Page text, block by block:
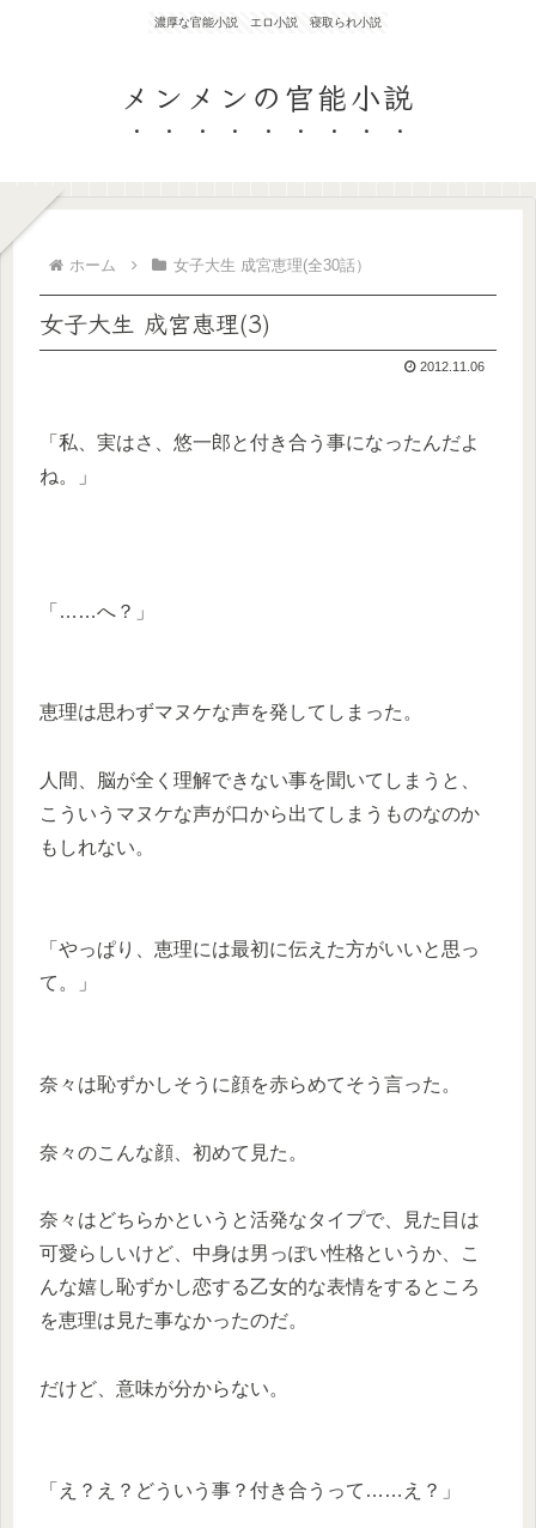
濃厚な官能小説 エロ小説 寝取られ小説
メンメンの官能小説
ホーム 女子大生 成宮恵理(全30話）
女子大生 成宮恵理(3)
2012.11.06
「私、実はさ、悠一郎と付き合う事になったんだよ
ね。」
「……へ？」
恵理は思わずマヌケな声を発してしまった。
人間、脳が全く理解できない事を聞いてしまうと、
こういうマヌケな声が口から出てしまうものなのか
もしれない。
「やっぱり、恵理には最初に伝えた方がいいと思っ
て。」
奈々は恥ずかしそうに顔を赤らめてそう言った。
奈々のこんな顔、初めて見た。
奈々はどちらかというと活発なタイプで、見た目は
可愛らしいけど、中身は男っぽい性格というか、こ
んな嬉し恥ずかし恋する乙女的な表情をするところ
を恵理は見た事なかったのだ。
だけど、意味が分からない。
「え？え？どういう事？付き合うって……え？」